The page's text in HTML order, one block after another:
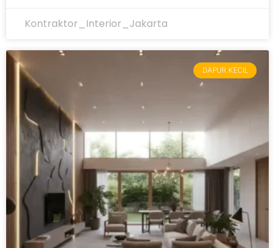
Kontraktor_Interior_Jakarta
DAPUR KECIL